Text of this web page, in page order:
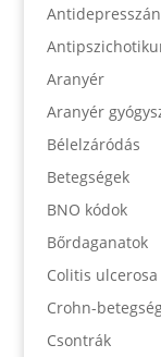
Aranyér
Aranyér
Bélelzáródás
Betegségek
BNO kódok
Bőrdaganatok
Colitis ulcerosa
Crohn-
Csontrák